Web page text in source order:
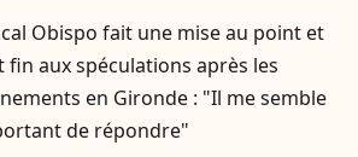
Obispo fait une mise au point et
fin aux spéculations après les
en Gironde : "Il me semble
de répondre"